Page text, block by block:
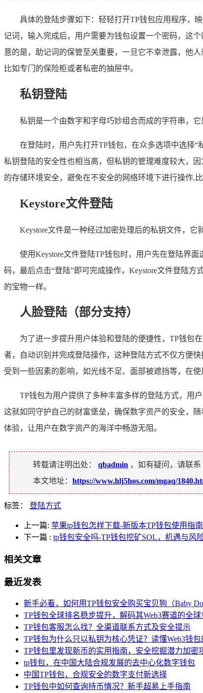
具体的登陆步骤如下：轻轻打开TP钱包应用程序，
记词，输入完成后，用户需要为钱包设置一个密码，这
意的是，助记词的保管至关重要，一旦它不幸泄露，他
比如专门的保险柜或者私密的抽屉中。
私钥登陆
私钥是一个由数字和字母巧妙组合而成的字符串，
在登陆时，用户先打开TP钱包，在众多选项中选择
私钥登陆的安全性也相当高，但私钥的管理难度较大，
的存储环境安全，避免在不安全的网络环境下进行操作,
Keystore文件登陆
Keystore文件是一种经过加密处理后的私钥文件，
使用Keystore文件登陆TP钱包时，用户先在登陆界
码，最后点击“登陆”即可完成操作，Keystore文件登陆
的宝物一样。
人脸登陆（部分支持）
为了进一步提升用户体验和登陆的便捷性，TP钱包
者，自动识别并完成登陆操作，这种登陆方式不仅方便
受到一些因素的影响，如光线不足、面部被遮挡等，在
TP钱包为用户提供了多种丰富多样的登陆方式，用
这就如同守护自己的财富堡垒，确保数字资产的安全，
体验，让用户在数字资产的海洋中畅游无阻。
转载请注明出处： qbadmin ，如有疑问，请联系
本文地址： https://www.hlj5hos.com/mgaq/
标签： 登陆方式
上一篇: 苹果tp钱包怎样下载-新版本TP钱包使用指
下一篇 : tp钱包安全吗-TP钱包挖矿SOL，机遇与风
相关文章
最近发表
新手必看，如何用TP钱包安全购买宝贝狗（Baby
TP钱包全球排名稳步提升，解码其Web3赛道的全
TP钱包客服怎么找？全渠道联系方式及安全提示
TP钱包为什么只以私钥为核心凭证？读懂Web3钱
TP钱包里发现新币的实用指南，安全挖掘潜力加密
tp钱包，在中国大陆合规发展的去中心化数字钱包
中国TP钱包，合规安全的数字支付新选择
TP钱包中如何查询持币情况？新手超易上手指南